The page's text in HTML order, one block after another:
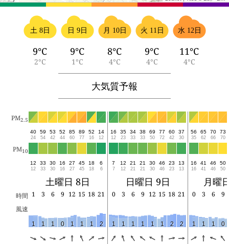
土 8日
9°C
2°C
日 9日
9°C
1°C
月 10日
8°C
4°C
火 11日
9°C
4°C
水 12日
11°C
4°C
大気質予報
PM2.5
40
24
59
54
53
42
52
44
85
60
89
77
52
16
14
12
16
12
35
23
34
33
38
33
69
50
77
72
60
42
37
30
56
35
65
62
70
66
73
70
PM10
12
12
33
33
30
30
16
16
27
27
45
45
18
18
6
6
7
7
12
12
21
21
21
21
30
30
46
46
23
23
13
13
16
16
41
41
46
46
50
50
土曜日 8日 日曜日 9日 月曜
時間 1 3 6 9 12 15 18 21 0 3 6 9 12 15 18 21 0 3 6
9
風速
1 1 1 0 1 1 1 2 1 1 1 1 1 1 2 2 1 1 1 0